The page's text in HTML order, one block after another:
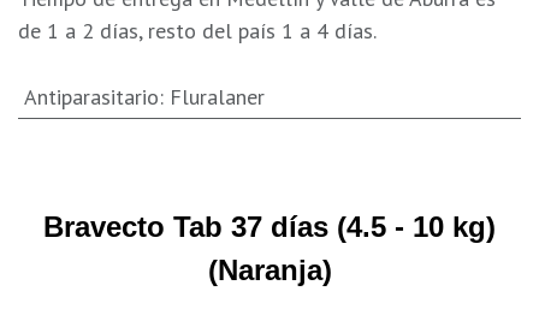
de 1 a 2 días, resto del país 1 a 4 días.
Antiparasitario: Fluralaner
Bravecto Tab 37 días (4.5 - 10 kg)
(Naranja)